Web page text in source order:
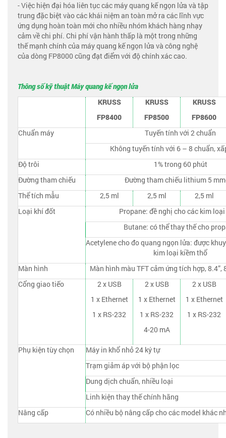
- Việc hiện đại hóa liên tục các máy quang kế ngọn lửa và tập
trung đặc biệt vào các khái niệm an toàn mở ra các lĩnh vực
ứng dụng hoàn toàn mới cho nhiều nhóm khách hàng nhạy
cảm về chi phí. Chi phí vận hành thấp là một trong những
thế mạnh chính của máy quang kế ngọn lửa và công nghệ
của dòng FP8000 cũng đạt điểm với độ chính xác cao.
Thông số kỹ thuật Máy quang kế ngọn lửa
KRUSS
FP8400
KRUSS
FP8500
KRUSS
FP8600
Chuẩn máy
Tuyến tính với 2 chuẩn
Không tuyến tính với 6 – 8 chuẩn,
Độ trôi
1% trong 60 phút
Đường tham chiếu
Đường tham chiếu lithium 5
Thể tích mẫu
2,5 ml 2,5 ml
2,5 ml
Loại khí đốt
Propane: đề nghị cho các kim
Butane: có thể thay thế cho
Acetylene cho đo quang ngọn lửa: được
kim loại kiềm thổ
Màn hình
Màn hình màu TFT cảm ứng tích hợp, 8.4”,
Cổng giao tiếo
2 x USB
1 x Ethernet
1 x RS-232
2 x USB
1 x Ethernet
1 x RS-232
4-20 mA
2 x USB
1 x Ethernet
1 x RS-232
Phụ kiện tùy chọn
Máy in khổ nhỏ 24 ký tự
Trạm giảm áp với bộ phận lọc
Dung dịch chuẩn, nhiều loại
Linh kiện thay thế chính hãng
Nâng cấp
Có nhiều bộ nâng cấp cho các model khác